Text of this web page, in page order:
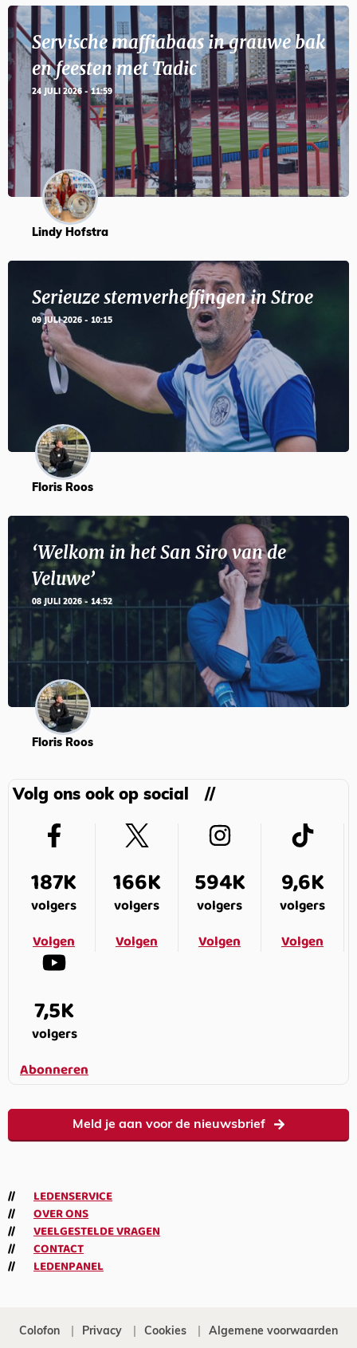
Servische maffiabaas in grauwe bak
en feesten met Tadic
24 JULI 2026 - 11:59
Lindy Hofstra
Serieuze stemverheffingen in Stroe
09 JULI 2026 - 10:15
Floris Roos
‘Welkom in het San Siro van de
Veluwe’
08 JULI 2026 - 14:52
Floris Roos
Volg ons ook op social
187K
volgers
Volgen
166K
volgers
Volgen
594K
volgers
Volgen
9,6K
volgers
Volgen
7,5K
volgers
Abonneren
Meld je aan voor de nieuwsbrief
LEDENSERVICE
OVER ONS
VEELGESTELDE VRAGEN
CONTACT
LEDENPANEL
Colofon Privacy Cookies Algemene voorwaarden